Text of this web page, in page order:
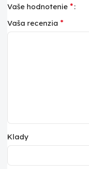
Vaše hodnotenie *
Vaša recenzia *
Klady